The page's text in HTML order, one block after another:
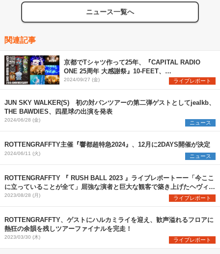
ニュース一覧へ
関連記事
京都でTシャツ作って25年、『CAPITAL RADIO
ONE 25周年 大感謝祭』10-FEET、
ROTTENGRAFFTY、四星球が集結した初日をレポ
ート
2024/09/27 (金) ライブレポート
JUN SKY WALKER(S) 初の対バンツアーの第二弾ゲストとしてjealkb、
THE BAWDIES、四星球の出演を発表
2024/06/28 (金) ニュース
ROTTENGRAFFTY主催『響都超特急2024』、12月に2DAYS開催が決定
2024/06/11 (火) ニュース
ROTTENGRAFFTY 『 RUSH BALL 2023 』ライブレポートーー「今ここ
に立っていることが全て」屈強な演者と巨大な観客で築き上げたヘヴィネ
ス
2023/08/28 (月) ライブレポート
ROTTENGRAFFTY、ゲストにハルカミライを迎え、歓声溢れるフロアに
熱狂の余韻を残しツアーファイナルを完走！
2023/03/30 (木) ライブレポート